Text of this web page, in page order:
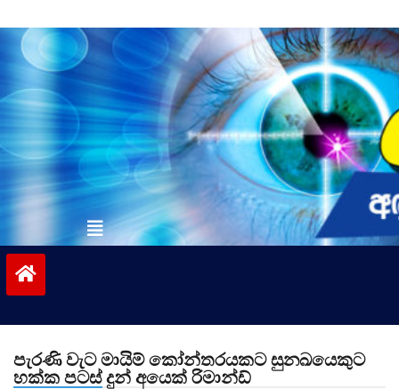
to
contentvinivida.lk
පැරණි වැට මායිම් කෝන්තරයකට සුනඛයෙකුට
හක්ක පටස් දුන් අයෙක් රිමාන්ඩ්